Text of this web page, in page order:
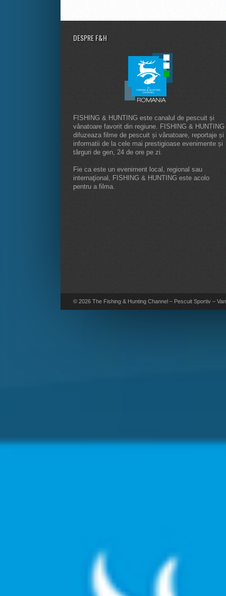
DESPRE F&H
FISHING & HUNTING este canalul de pescuit și
vânatoare favorit din regiune. FISHING & HUNTING
difuzeaza filme de pescuit și vânatoare, reportaje și
informatii de la cele mai prestigioase evenimente și
târguri de gen, 24 de ore pe zi.
Fie ca este un eveniment local, regional sau
internaţional, FISHING & HUNTING este acolo
pentru a filma.
© 2026 The Fishing & Hunting Channel – Pescuit Sportiv –